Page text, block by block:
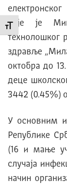
Промени
које је
технолошког
здравље
октобра до
деце
3442 (0.45%)
У основним
Републике
(16 и мање
случаја
начин